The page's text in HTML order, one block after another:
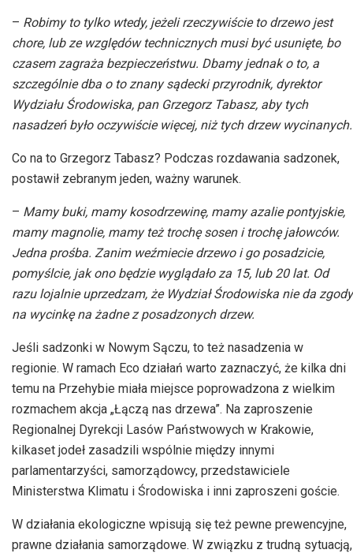
– Robimy to tylko wtedy, jeżeli rzeczywiście to drzewo jest
chore, lub ze względów technicznych musi być usunięte, bo
czasem zagraża bezpieczeństwu. Dbamy jednak o to, a
szczególnie dba o to znany sądecki przyrodnik, dyrektor
Wydziału Środowiska, pan Grzegorz Tabasz, aby tych
nasadzeń było oczywiście więcej, niż tych drzew wycinanych.
Co na to Grzegorz Tabasz? Podczas rozdawania sadzonek,
postawił zebranym jeden, ważny warunek.
– Mamy buki, mamy kosodrzewinę, mamy azalie pontyjskie,
mamy magnolie, mamy też trochę sosen i trochę jałowców.
Jedna prośba. Zanim weźmiecie drzewo i go posadzicie,
pomyślcie, jak ono będzie wyglądało za 15, lub 20 lat. Od
razu lojalnie uprzedzam, że Wydział Środowiska nie da zgody
na wycinkę na żadne z posadzonych drzew.
Jeśli sadzonki w Nowym Sączu, to też nasadzenia w
regionie. W ramach Eco działań warto zaznaczyć, że kilka dni
temu na Przehybie miała miejsce poprowadzona z wielkim
rozmachem akcja „Łączą nas drzewa”. Na zaproszenie
Regionalnej Dyrekcji Lasów Państwowych w Krakowie,
kilkaset jodeł zasadzili wspólnie między innymi
parlamentarzyści, samorządowcy, przedstawiciele
Ministerstwa Klimatu i Środowiska i inni zaproszeni goście.
W działania ekologiczne wpisują się też pewne prewencyjne,
prawne działania samorządowe. W związku z trudną sytuacją,